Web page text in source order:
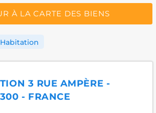
À LA CARTE DES BIENS
3 RUE AMPÈRE -
- FRANCE